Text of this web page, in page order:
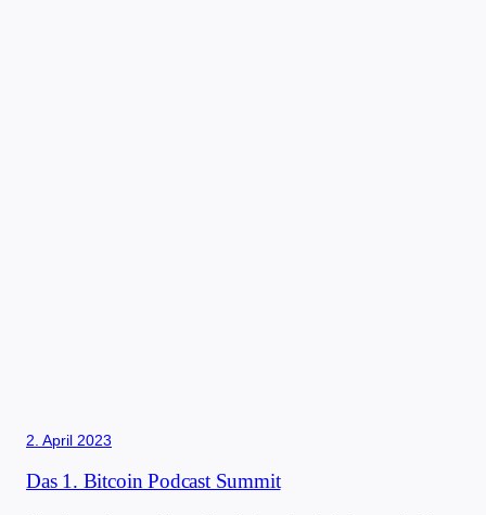
2. April 2023
Das 1. Bitcoin Podcast Summit